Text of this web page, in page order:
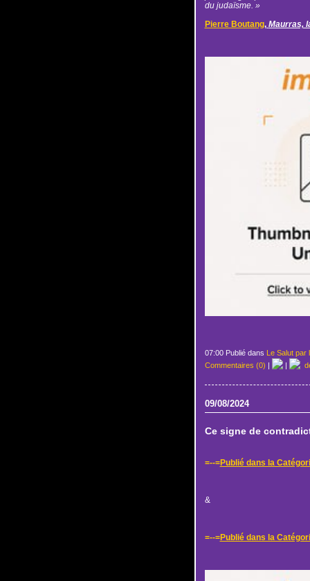
du judaïsme. »
Pierre Boutang, Maurras,
07:00 Publié dans Le Salut par
Commentaires (0) | |
09/08/2024
Ce signe de
=--=Publié dans la
&
=--=Publié dans la